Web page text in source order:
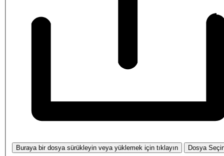
Buraya bir dosya sürükleyin veya yüklemek için tıklayın Dosya